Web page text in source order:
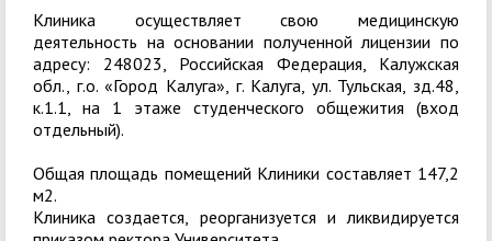
Клиника осуществляет свою медицинскую
деятельность на основании полученной лицензии по
адресу: 248023, Российская Федерация, Калужская
обл., г.о. «Город Калуга», г. Калуга, ул. Тульская, зд.48,
к.1.1, на 1 этаже студенческого общежития (вход
отдельный).
Общая площадь помещений Клиники составляет 147,2
м2.
Клиника создается, реорганизуется и ликвидиру­ется